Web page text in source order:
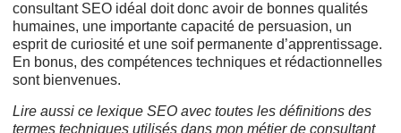
consultant SEO idéal doit donc avoir de bonnes qualités
humaines, une importante capacité de persuasion, un
esprit de curiosité et une soif permanente d’apprentissage.
En bonus, des compétences techniques et rédactionnelles
sont bienvenues.
Lire aussi celexique SEO avec toutes les définitions des
termes techniques utilisés dans mon métier de consultant